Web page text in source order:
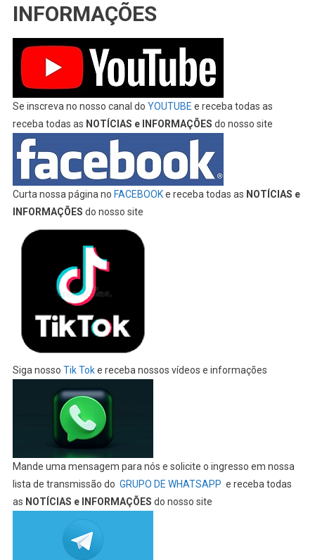
INFORMAÇÕES
Se inscreva no nosso canal do YOUTUBE e receba todas as
receba todas as NOTÍCIAS e INFORMAÇÕES do nosso site
Curta nossa página no FACEBOOKe receba todas as NOTÍCIAS e
INFORMAÇÕES do nosso site
Siga nosso Tik Toke receba nossos vídeos e informações
Mande uma mensagem para nós e solicite o ingresso em nossa
lista de transmissão do GRUPO DE WHATSAPP e receba todas
as NOTÍCIAS e INFORMAÇÕES do nosso site